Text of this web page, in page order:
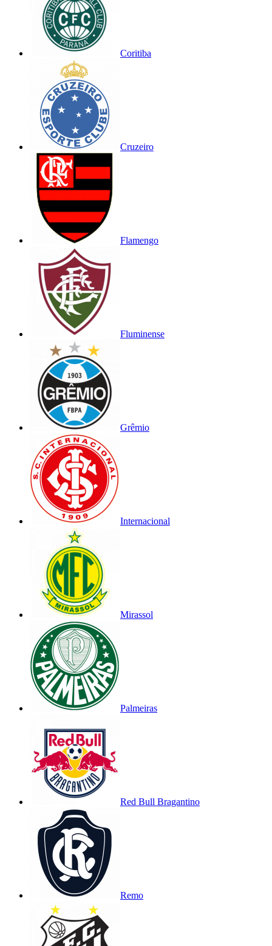
Coritiba
Cruzeiro
Flamengo
Fluminense
Grêmio
Internacional
Mirassol
Palmeiras
Red Bull Bragantino
Remo